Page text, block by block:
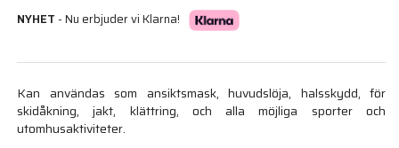
NYHET - Nu erbjuder vi Klarna!
Kan användas som ansiktsmask, huvudslöja, halsskydd, för
skidåkning, jakt, klättring, och alla möjliga sporter och
utomhusaktiviteter.